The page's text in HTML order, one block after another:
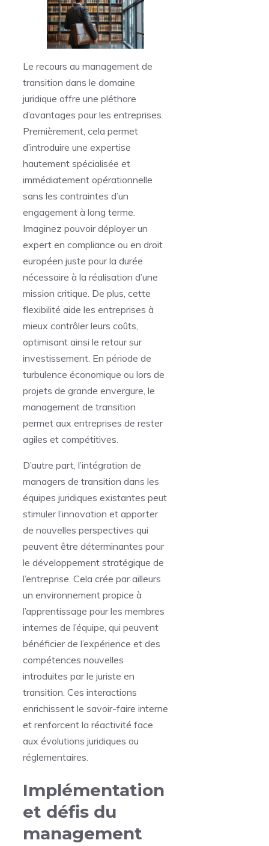
Le recours au management de
transition dans le domaine
juridique offre une pléthore
d’avantages pour les entreprises.
Premièrement, cela permet
d’introduire une expertise
hautement spécialisée et
immédiatement opérationnelle
sans les contraintes d’un
engagement à long terme.
Imaginez pouvoir déployer un
expert en compliance ou en droit
européen juste pour la durée
nécessaire à la réalisation d’une
mission critique. De plus, cette
flexibilité aide les entreprises à
mieux contrôler leurs coûts,
optimisant ainsi le retour sur
investissement. En période de
turbulence économique ou lors de
projets de grande envergure, le
management de transition
permet aux entreprises de rester
agiles et compétitives.
D’autre part, l’intégration de
managers de transition dans les
équipes juridiques existantes peut
stimuler l’innovation et apporter
de nouvelles perspectives qui
peuvent être déterminantes pour
le développement stratégique de
l’entreprise. Cela crée par ailleurs
un environnement propice à
l’apprentissage pour les membres
internes de l’équipe, qui peuvent
bénéficier de l’expérience et des
compétences nouvelles
introduites par le juriste en
transition. Ces interactions
enrichissent le savoir-faire interne
et renforcent la réactivité face
aux évolutions juridiques ou
réglementaires.
Implémentation
et défis du
management